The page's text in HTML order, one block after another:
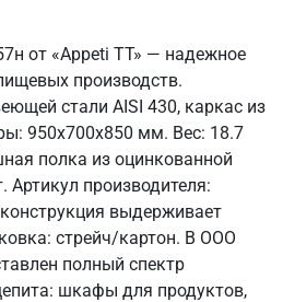
от «Appeti ТТ» — надежное
производств.
стали AISI 430, каркас из
950x700x850 мм. Вес: 18.7
полка из оцинкованной
Артикул производителя:
выдерживает
стрейч/картон. В ООО
полный спектр
шкафы для продуктов,